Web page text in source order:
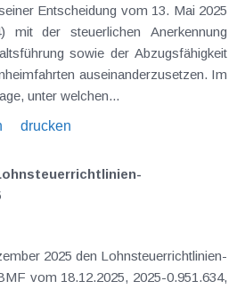
Entscheidung vom 13. Mai 2025
mit der steuerlichen Anerkennung
sowie der Abzugsfähigkeit
auseinanderzusetzen. Im
unter welchen...
drucken
2025 den Lohnsteuerrichtlinien-
vom 18.12.2025, 2025-0.951.634,